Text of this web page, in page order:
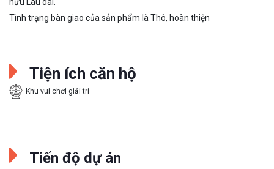
Tình trạng bàn giao của sản phẩm là Thô, hoàn thiện
Tiện ích căn hộ
Khu vui chơi giải trí
Tiến độ dự án